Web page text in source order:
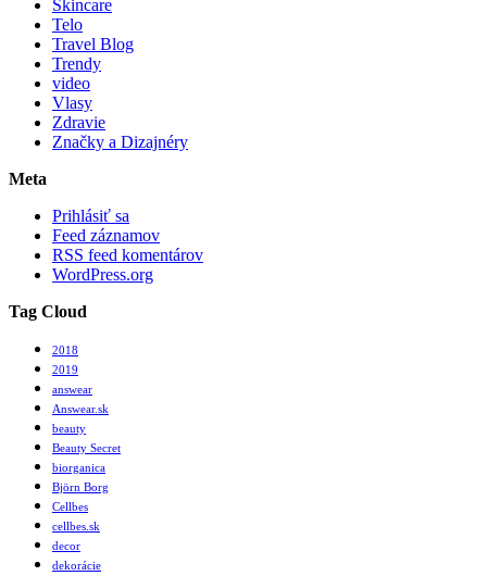
Skincare
Telo
Travel Blog
Trendy
video
Vlasy
Zdravie
Značky a Dizajnéry
Meta
Prihlásiť sa
Feed záznamov
RSS feed komentárov
WordPress.org
Tag Cloud
2018
2019
answear
Answear.sk
beauty
Beauty Secret
biorganica
Björn Borg
Cellbes
cellbes.sk
decor
dekorácie